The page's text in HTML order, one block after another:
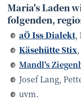
Maria's Laden
folgenden,
aÖ Iss Dialekt,
Käsehütte Stix
Mandl's
Josef Lang,
uvm.